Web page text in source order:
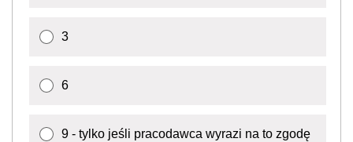
3
6
9 - tylko jeśli pracodawca wyrazi na to zgodę